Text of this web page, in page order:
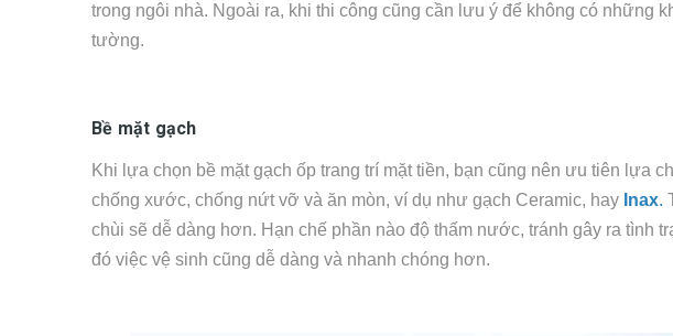
trong ngôi nhà. Ngoài ra, khi thi công cũng cần lưu ý để không có những
tường.
Bề mặt gạch
Khi lựa chọn bề mặt gạch ốp trang trí mặt tiền, bạn cũng nên ưu tiên lựa
chống xước, chống nứt vỡ và ăn mòn, ví dụ như gạch Ceramic, hay Inax.
chùi sẽ dễ dàng hơn. Hạn chế phần nào độ thấm nước, tránh gây ra tình
đó việc vệ sinh cũng dễ dàng và nhanh chóng hơn.